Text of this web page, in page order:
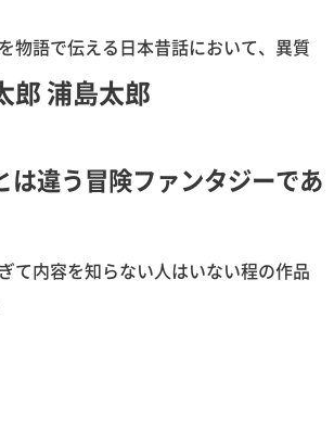
物語で伝える日本昔話において、異質
郎 浦島太郎
は違う冒険ファンタジーであ
て内容を知らない人はいない程の作品